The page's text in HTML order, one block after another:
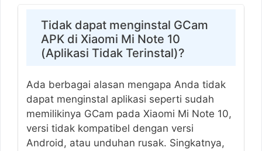
Tidak dapat menginstal GCam
APK di Xiaomi Mi Note 10
(Aplikasi Tidak Terinstal)?
Ada berbagai alasan mengapa Anda tidak
dapat menginstal aplikasi seperti sudah
memilikinya GCam pada Xiaomi Mi Note 10,
versi tidak kompatibel dengan versi
Android, atau unduhan rusak. Singkatnya,